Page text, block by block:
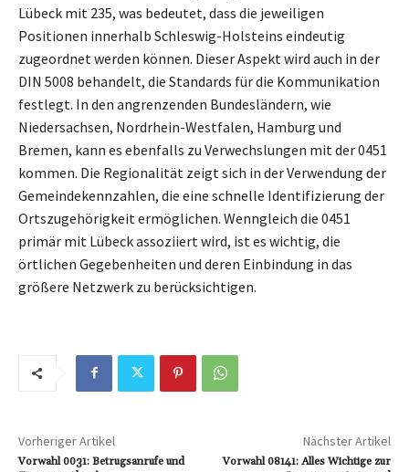
Lübeck mit 235, was bedeutet, dass die jeweiligen
Positionen innerhalb Schleswig-Holsteins eindeutig
zugeordnet werden können. Dieser Aspekt wird auch in der
DIN 5008 behandelt, die Standards für die Kommunikation
festlegt. In den angrenzenden Bundesländern, wie
Niedersachsen, Nordrhein-Westfalen, Hamburg und
Bremen, kann es ebenfalls zu Verwechslungen mit der 0451
kommen. Die Regionalität zeigt sich in der Verwendung der
Gemeindekennzahlen, die eine schnelle Identifizierung der
Ortszugehörigkeit ermöglichen. Wenngleich die 0451
primär mit Lübeck assoziiert wird, ist es wichtig, die
örtlichen Gegebenheiten und deren Einbindung in das
größere Netzwerk zu berücksichtigen.
Vorheriger Artikel
Vorwahl 0031: Betrugsanrufe und
Nächster Artikel
Vorwahl 08141: Alles Wichtige zur